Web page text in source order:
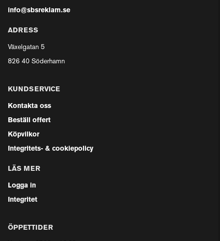
info@sbsreklam.se
ADRESS
Växelgatan 5
826 40 Söderhamn
KUNDSERVICE
Kontakta oss
Beställ offert
Köpvilkor
Integritets- & cookiepolicy
LÄS MER
Logga in
Integritet
ÖPPETTIDER